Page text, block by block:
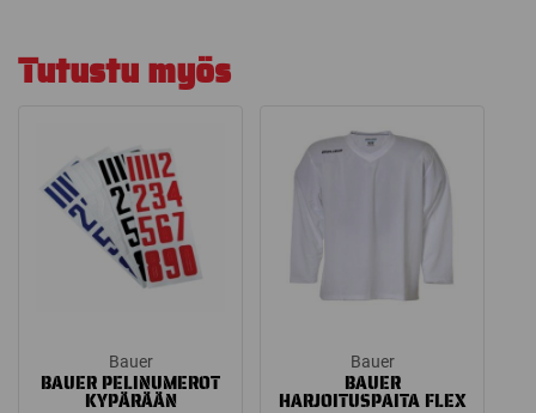
Tutustu myös
Bauer
BAUER PELINUMEROT
KYPÄRÄÄN
Bauer
BAUER
HARJOITUSPAITA FLEX